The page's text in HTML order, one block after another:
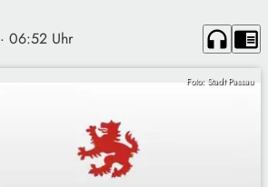
· 06:52 Uhr headphones chrome_reader_mode
Foto: Stadt Passau